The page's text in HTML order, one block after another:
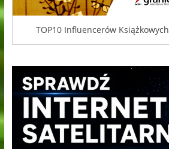
TOP10 Influencerów Książkowych